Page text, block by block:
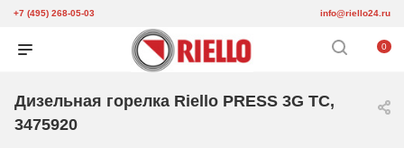
+7 (495) 268-05-03 info@riello24.ru
0
Дизельная горелка Riello PRESS 3G TC,
3475920